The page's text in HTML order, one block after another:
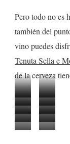
Pero todo no es
también del
vino puedes
Tenuta Sella e
de la cerveza
Puerto
de
Stintino
Stintino
Vistas
desde
Centro
Tren
eléctrico
Asnos
autóctonos
Vistas
Vistas
Vistas
Cuartel